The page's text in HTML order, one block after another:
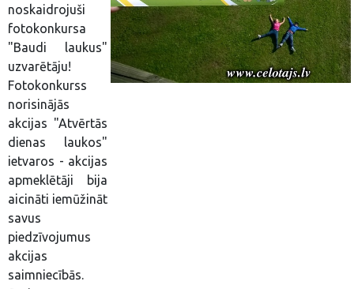
noskaidrojuši
fotokonkursa
"Baudi laukus"
uzvarētāju!
Fotokonkurss
norisinājās
akcijas "Atvērtās
dienas laukos"
ietvaros - akcijas
apmeklētāji bija
aicināti iemūžināt
savus
piedzīvojumus
akcijas
saimniecībās.